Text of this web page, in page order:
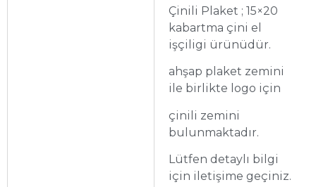
Çinili Plaket ; 15×20
kabartma çini el
işçiligi ürünüdür.
ahşap plaket zemini
ile birlikte logo için
çinili zemini
bulunmaktadır.
Lütfen detaylı bilgi
için iletişime geçiniz.